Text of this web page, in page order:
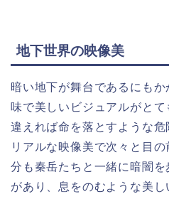
地下世界の映像美
暗い地下が舞台であるにも
味で美しいビジュアルがと
違えれば命を落とすような危
リアルな映像美で次々と目
分も秦岳たちと一緒に暗闇
があり、息をのむような美